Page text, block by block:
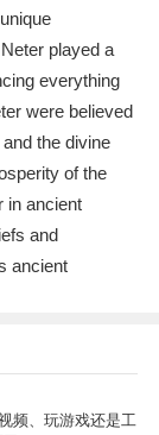
played a
everything
were believed
the divine
of the
in ancient
and
ancient
频、玩游戏还是工